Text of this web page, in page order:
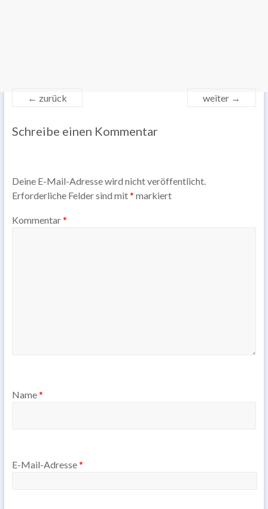
← zurück weiter →
Schreibe einen Kommentar
Deine E-Mail-Adresse wird nicht veröffentlicht.
Erforderliche Felder sind mit* markiert
Kommentar*
Name*
E-Mail-Adresse*